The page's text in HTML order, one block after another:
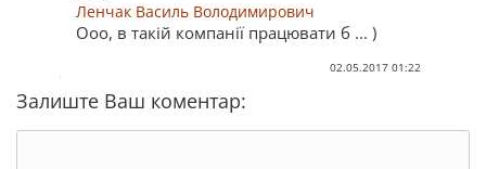
Ленчак Василь Володимирович
Ооо, в такій компанії працювати б ... )
02.05.2017 01:22
Залиште Ваш коментар: